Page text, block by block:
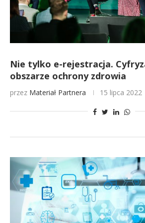
Nie tylko e-rejestracja.
obszarze ochrony zdrowia
przez Materiał Partnera 15 lipca 2022